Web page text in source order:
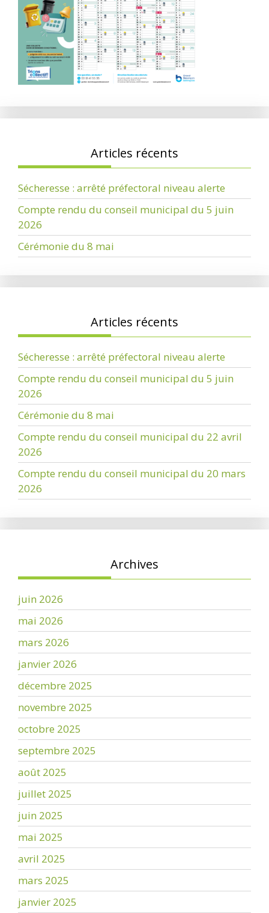
Articles récents
Sécheresse : arrêté préfectoral niveau alerte
Compte rendu du conseil municipal du 5 juin
2026
Cérémonie du 8 mai
Articles récents
Sécheresse : arrêté préfectoral niveau alerte
Compte rendu du conseil municipal du 5 juin
2026
Cérémonie du 8 mai
Compte rendu du conseil municipal du 22 avril
2026
Compte rendu du conseil municipal du 20 mars
2026
Archives
juin 2026
mai 2026
mars 2026
janvier 2026
décembre 2025
novembre 2025
octobre 2025
septembre 2025
août 2025
juillet 2025
juin 2025
mai 2025
avril 2025
mars 2025
janvier 2025